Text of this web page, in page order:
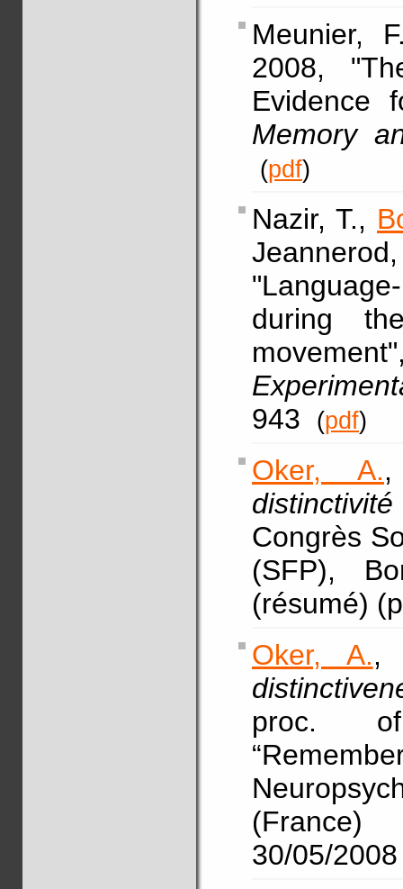
Meunier,
2008,
Evidence
Memory
(pdf)
Nazir, T.,
during
943
(pdf)
Oker, A.
Congrès
(SFP),
(résumé)
Oker, A.,
proc. of
30/05/